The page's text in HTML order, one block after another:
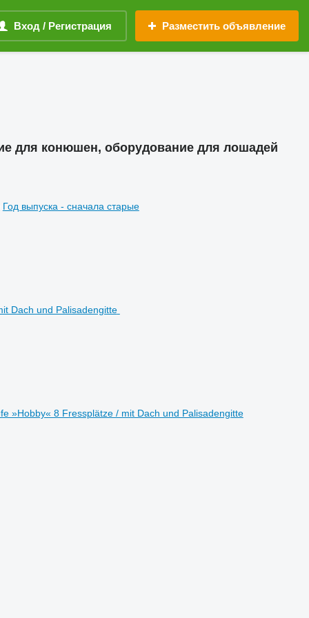
Вход / Регистрация Разместить объявление
для конюшен, оборудование для лошадей
Год выпуска - сначала старые
»Hobby« 8 Fressplätze / mit Dach und Palisadengitte